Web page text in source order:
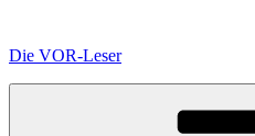
springen
Die VOR-Leser